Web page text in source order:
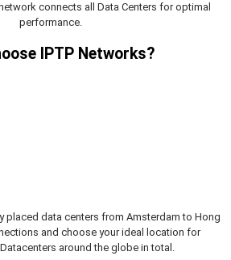
connects all Data Centers for optimal
performance.
IPTP Networks?
placed data centers from Amsterdam to Hong
and choose your ideal location for
around the globe in total.